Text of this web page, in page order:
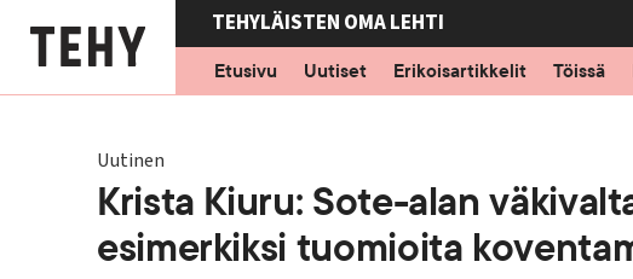
pääsisältöön
TEHYLÄISTEN OMA LEHTI
Etusivu
Uutiset Erikoisartikkelit Töissä
Uutinen
Krista Kiuru: Sote-alan
esimerkiksi tuomioita